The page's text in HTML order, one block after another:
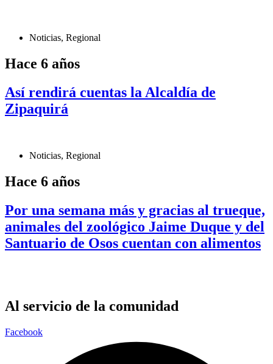
Noticias, Regional
Hace 6 años
Así rendirá cuentas la Alcaldía de
Zipaquirá
Noticias, Regional
Hace 6 años
Por una semana más y gracias al trueque,
animales del zoológico Jaime Duque y del
Santuario de Osos cuentan con alimentos
Al servicio de la comunidad
Facebook